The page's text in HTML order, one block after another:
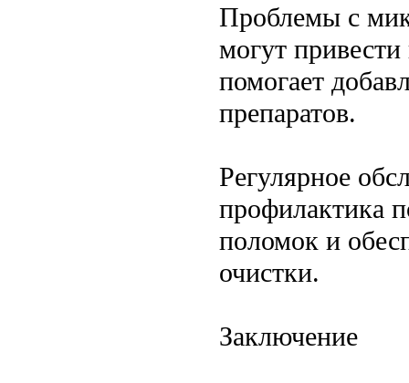
Проблемы с
могут
помогает
препаратов.
Регулярное
профилактика
поломок и
очистки.
Заключение